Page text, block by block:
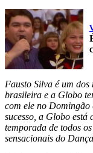
Fausto Silva é um dos
brasileira e a Globo
com ele no
sucesso, a Globo está
temporada de todos
sensacionais do